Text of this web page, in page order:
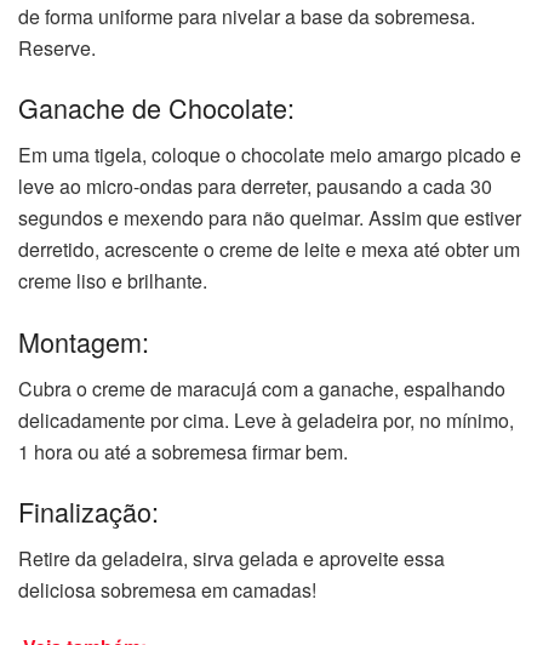
de forma uniforme para nivelar a base da sobremesa.
Reserve.
Ganache de Chocolate:
Em uma tigela, coloque o chocolate meio amargo picado e
leve ao micro-ondas para derreter, pausando a cada 30
segundos e mexendo para não queimar. Assim que estiver
derretido, acrescente o creme de leite e mexa até obter um
creme liso e brilhante.
Montagem:
Cubra o creme de maracujá com a ganache, espalhando
delicadamente por cima. Leve à geladeira por, no mínimo,
1 hora ou até a sobremesa firmar bem.
Finalização:
Retire da geladeira, sirva gelada e aproveite essa
deliciosa sobremesa em camadas!